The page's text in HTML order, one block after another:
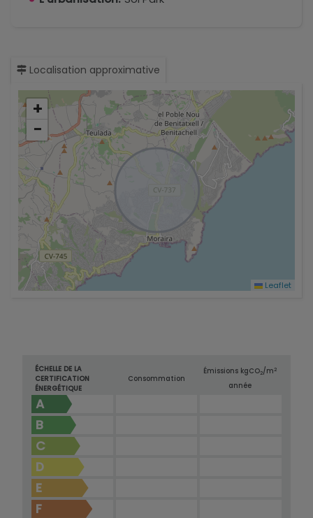
Localisation approximative
+
−
Leaflet
ÉCHELLE DE LA
CERTIFICATION
ÉNERGÉTIQUE
Consommation
Émissions kgCO2/m2
année
A
B
C
D
E
F